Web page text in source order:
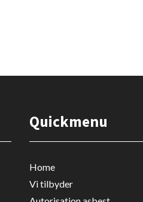
Quickmenu
Home
Vi tilbyder